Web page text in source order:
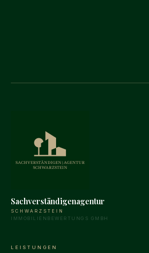
Sachverständigenagentur
SCHWARZSTEIN
IMMOBILIENBEWERTUNGS GMBH
LEISTUNGEN